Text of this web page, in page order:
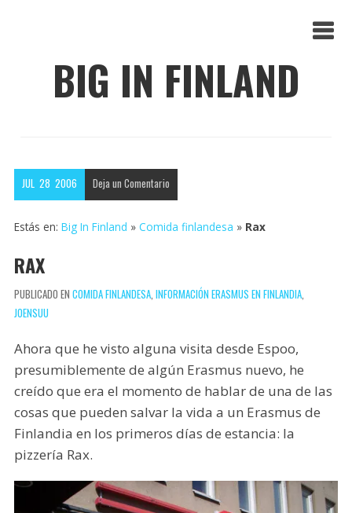
BIG IN FINLAND
JUL 28 2006 Deja un Comentario
Estás en: Big In Finland » Comida finlandesa » Rax
RAX
PUBLICADO EN COMIDA FINLANDESA, INFORMACIÓN ERASMUS EN FINLANDIA,
JOENSUU
Ahora que he visto alguna visita desde Espoo,
presumiblemente de algún Erasmus nuevo, he
creído que era el momento de hablar de una de las
cosas que pueden salvar la vida a un Erasmus de
Finlandia en los primeros días de estancia: la
pizzería Rax.